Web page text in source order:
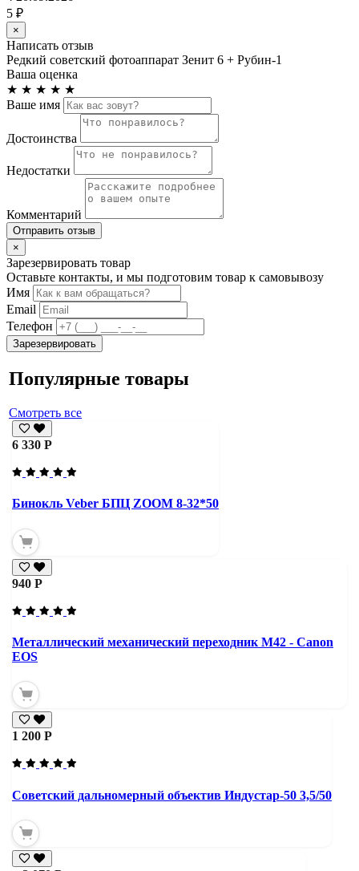
5 ₽
×
Написать отзыв
Редкий советский фотоаппарат Зенит 6 + Рубин-1
Ваша оценка
★ ★ ★ ★ ★
Ваше имя
Достоинства
Недостатки
Комментарий
Отправить отзыв
×
Зарезервировать товар
Оставьте контакты, и мы подготовим товар к самовывозу
Имя
Email
Телефон
Зарезервировать
Популярные товары
Смотреть все
6 330 Р
Бинокль Veber БПЦ ZOOM 8-32*50
940 Р
Металлический механический переходник M42 - Canon
EOS
1 200 Р
Советский дальномерный объектив Индустар-50 3,5/50